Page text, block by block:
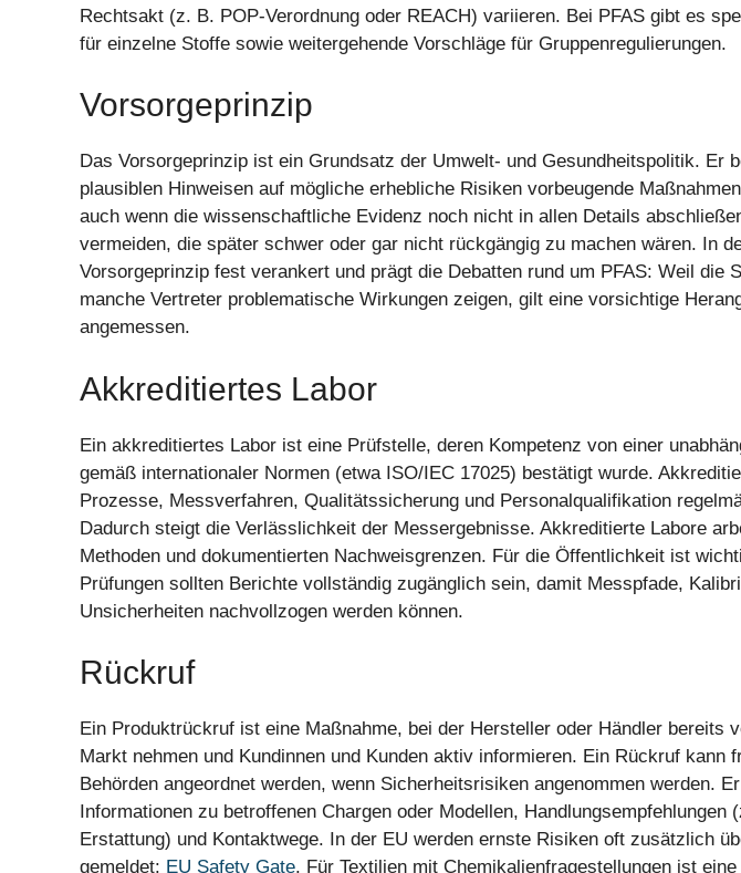
Rechtsakt (z. B. POP-Verordnung oder REACH) variieren. Bei PFAS gibt es
für einzelne Stoffe sowie weitergehende Vorschläge für Gruppenregulierungen.
Vorsorgeprinzip
Das Vorsorgeprinzip ist ein Grundsatz der Umwelt- und Gesundheitspolitik. Er
plausiblen Hinweisen auf mögliche erhebliche Risiken vorbeugende
auch wenn die wissenschaftliche Evidenz noch nicht in allen Details
vermeiden, die später schwer oder gar nicht rückgängig zu machen wären. In
Vorsorgeprinzip fest verankert und prägt die Debatten rund um PFAS: Weil die
manche Vertreter problematische Wirkungen zeigen, gilt eine vorsichtige
angemessen.
Akkreditiertes Labor
Ein akkreditiertes Labor ist eine Prüfstelle, deren Kompetenz von einer
gemäß internationaler Normen (etwa ISO/IEC 17025) bestätigt wurde.
Prozesse, Messverfahren, Qualitätssicherung und Personalqualifikation
Dadurch steigt die Verlässlichkeit der Messergebnisse. Akkreditierte Labore
Methoden und dokumentierten Nachweisgrenzen. Für die Öffentlichkeit ist
Prüfungen sollten Berichte vollständig zugänglich sein, damit Messpfade,
Unsicherheiten nachvollzogen werden können.
Rückruf
Ein Produktrückruf ist eine Maßnahme, bei der Hersteller oder Händler bereits
Markt nehmen und Kundinnen und Kunden aktiv informieren. Ein Rückruf kann
Behörden angeordnet werden, wenn Sicherheitsrisiken angenommen werden.
Informationen zu betroffenen Chargen oder Modellen, Handlungsempfehlungen
Erstattung) und Kontaktwege. In der EU werden ernste Risiken oft zusätzlich
gemeldet: EU Safety Gate. Für Textilien mit Chemikalienfragestellungen ist